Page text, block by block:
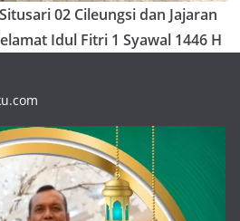
02 Cileungsi dan Jajaran
Idul Fitri 1 Syawal 1446 H